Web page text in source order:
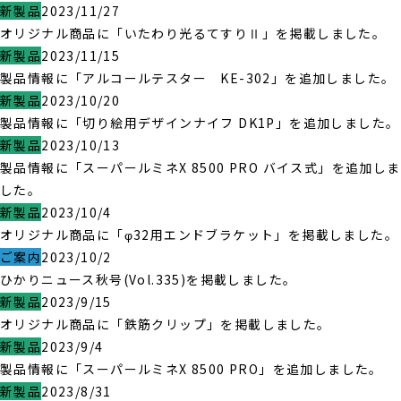
新製品2023/11/27
オリジナル商品に「いたわり光るてすりⅡ」を掲載しました。
新製品2023/11/15
製品情報に「アルコールテスター KE-302」を追加しました。
新製品2023/10/20
製品情報に「切り絵用デザインナイフ DK1P」を追加しました。
新製品2023/10/13
製品情報に「スーパールミネX 8500 PRO バイス式」を追加しま
した。
新製品2023/10/4
オリジナル商品に「φ32用エンドブラケット」を掲載しました。
ご案内2023/10/2
ひかりニュース秋号(Vol.335)を掲載しました。
新製品2023/9/15
オリジナル商品に「鉄筋クリップ」を掲載しました。
新製品2023/9/4
製品情報に「スーパールミネX 8500 PRO」を追加しました。
新製品2023/8/31